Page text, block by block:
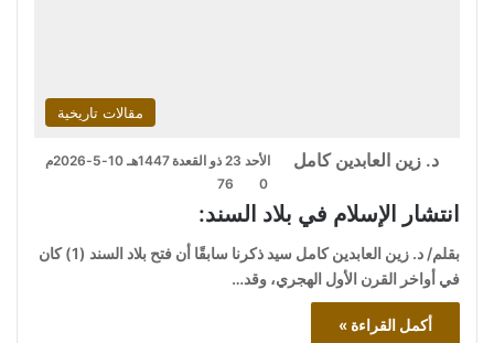
مقالات تاريخية
د. زين العابدين كامل
الأحد 23 ذو القعدة 1447هـ 10-5-2026م
0
76
انتشار الإسلام في بلاد السند:
بقلم/ د. زين العابدين كامل سيد ذكرنا سابقًا أن فتح بلاد السند (1) كان
في أواخر القرن الأول الهجري، وقد…
أكمل القراءة »